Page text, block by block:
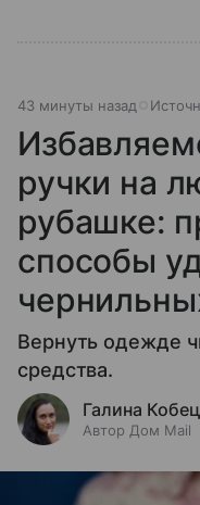
43 минуты назад
ручки на
рубашке:
способы
Вернуть одежде
средства.
Галина Кобец
Автор Дом Mail